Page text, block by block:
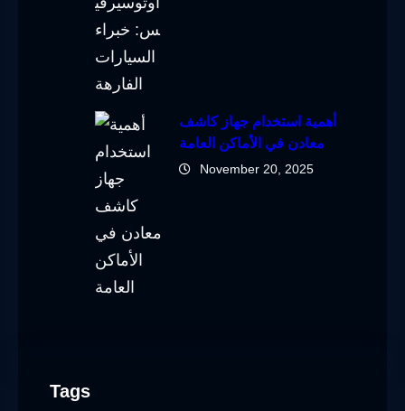
أهمية استخدام جهاز كاشف
معادن في الأماكن العامة
November 20, 2025
Tags